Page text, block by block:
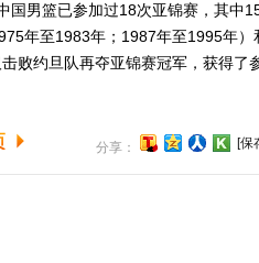
国男篮已参加过18次亚锦赛，其中
年至1983年；1987年至1995年）
败约旦队再夺亚锦赛冠军，获得了
分享： [保